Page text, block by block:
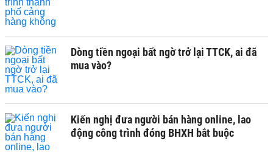
Dòng tiền ngoại bất ngờ trở lại TTCK, ai đã
mua vào?
Kiến nghị đưa người bán hàng online, lao
động công trình đóng BHXH bắt buộc